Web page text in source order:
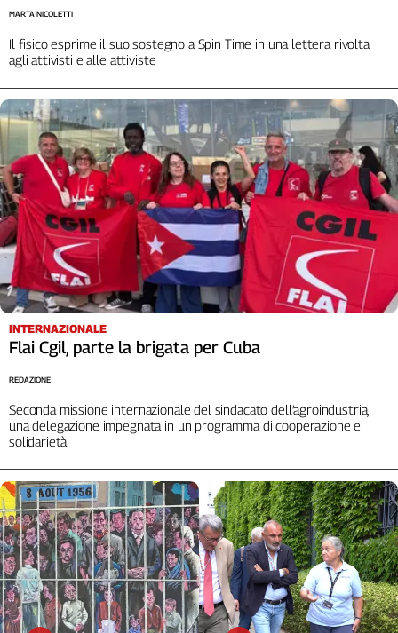
Il fisico esprime il suo sostegno a Spin Time in una lettera rivolta
agli attivisti e alle attiviste
MARTA NICOLETTI
INTERNAZIONALE
Flai Cgil, parte la brigata per Cuba
Seconda missione internazionale del sindacato dell’agroindustria,
una delegazione impegnata in un programma di cooperazione e
solidarietà
REDAZIONE